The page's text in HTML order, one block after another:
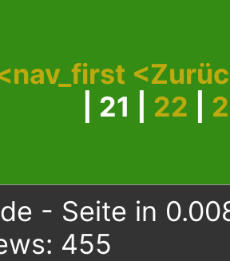
| 21 | 22
- Seite in
455